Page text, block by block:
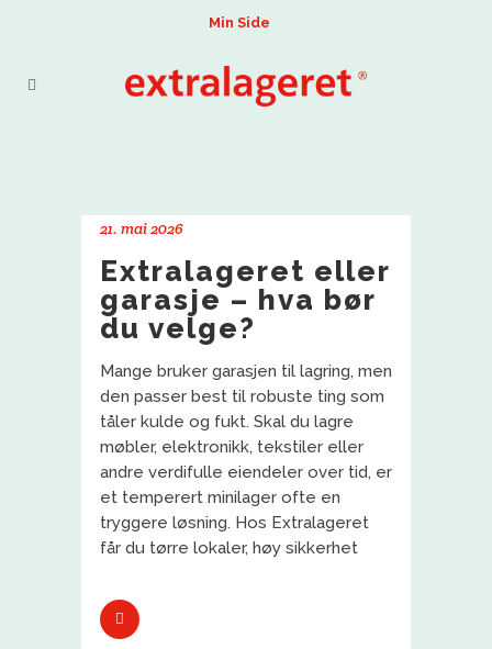
Min Side
21. mai 2026
Extralageret eller
garasje – hva bør
du velge?
Mange bruker garasjen til lagring, men
den passer best til robuste ting som
tåler kulde og fukt. Skal du lagre
møbler, elektronikk, tekstiler eller
andre verdifulle eiendeler over tid, er
et temperert minilager ofte en
tryggere løsning. Hos Extralageret
får du tørre lokaler, høy sikkerhet